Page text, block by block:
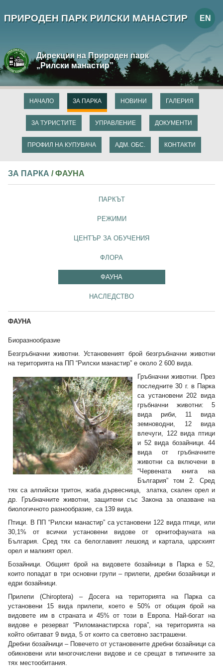
ПРИРОДЕН ПАРК РИЛСКИ МАНАСТИР EN
Дирекция на Природен парк
„Рилски манастир”
НАЧАЛО ЗА ПАРКА НОВИНИ
ЗА ТУРИСТИТЕ УПРАВЛЕНИЕ
ПРОФИЛ НА КУПУВАЧА
ДОКУМЕНТИ
ГАЛЕРИЯ
АДМ. ОБС. КОНТАКТИ
ЗА ПАРКА / ФАУНА
ПАРКЪТ
РЕЖИМИ
ЦЕНТЪР ЗА ОБУЧЕНИЯ
ФЛОРА
ФАУНА
НАСЛЕДСТВО
ФАУНА
Биоразнообразие
Безгръбначни животни. Установеният брой безгръбначни животни
на територията на ПП “Рилски манастир” е около 2 600 вида.
Гръбначни животни. През
последните 30 г. в Парка
са установени 202 вида
гръбначни животни: 5
вида риби, 11 вида
земноводни, 12 вида
влечуги, 122 вида птици
и 52 вида бозайници. 44
вида от гръбначните
животни са включени в
“Червената книга на
България” том 2. Сред
тях са алпийски тритон, жаба дървесница, златка, скален орел и
др. Гръбначните животни, защитени със Закона за опазване на
биологичното разнообразие, са 139 вида.
Птици. В ПП “Рилски манастир” са установени 122 вида птици, или
30,1% от всички установени видове от орнитофауната на
България. Сред тях са белоглавият лешояд и картала, царският
орел и малкият орел.
Бозайници. Общият брой на видовете бозайници в Парка е 52,
които попадат в три основни групи – прилепи, дребни бозайници и
едри бозайници.
Прилепи (Chiroptera) – Досега на територията на Парка са
установени 15 вида прилепи, което е 50% от общия брой на
видовете им в страната и 45% от този в Европа. Най-богат на
видове е резерват “Риломанастирска гора”, на територията на
който обитават 9 вида, 5 от които са световно застрашени.
Дребни бозайници – Повечето от установените дребни бозайници са
обикновени или многочислени видове и се срещат в типичните за
тях местообитания.